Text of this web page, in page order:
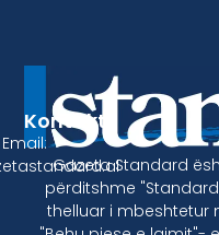
Gazeta Standard
përditshme
thelluar i mbeshtetur
Kontakt
Email: